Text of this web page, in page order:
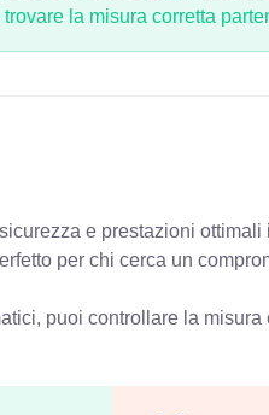
la misura corretta
e prestazioni
per chi cerca un
puoi controllare la misura